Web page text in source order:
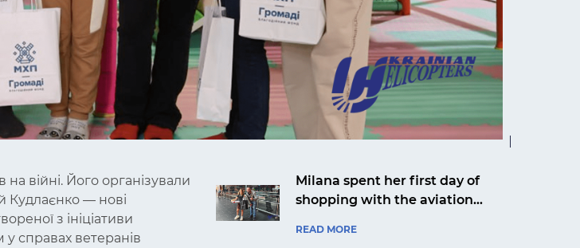
війні. Його організували
Кудлаєнко — нові
з ініціативи
у справах ветеранів
Milana spent her first day of
shopping with the aviation
READ MORE